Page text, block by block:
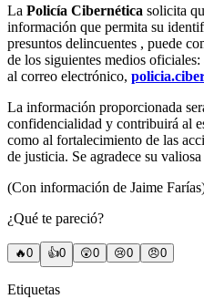
La Policía Cibernética solicita
información que permita su
presuntos delincuentes , puede
de los siguientes medios
al correo electrónico,
La información proporcionada
confidencialidad y contribuirá al
como al fortalecimiento de las
de justicia. Se agradece su
(Con información de Jaime
¿Qué te pareció?
🔥0 👍0 😲0 😢0 😠0
Etiquetas